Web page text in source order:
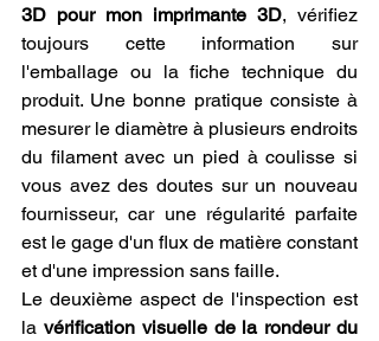
3D pour mon imprimante 3D, vérifiez
toujours cette information sur
l'emballage ou la fiche technique du
produit. Une bonne pratique consiste à
mesurer le diamètre à plusieurs endroits
du filament avec un pied à coulisse si
vous avez des doutes sur un nouveau
fournisseur, car une régularité parfaite
est le gage d'un flux de matière constant
et d'une impression sans faille.
Le deuxième aspect de l'inspection est
la vérification visuelle de la rondeur du